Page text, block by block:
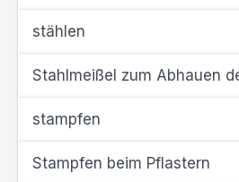
stählen
Stahlmeißel zum Abhauen
stampfen
Stampfen beim Pflastern